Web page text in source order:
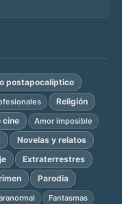
postapocalíptico
Religión
cine Amor imposible
Novelas y relatos
Extraterrestres
Parodia
Fantasmas